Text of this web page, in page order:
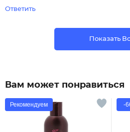
Ответить
Показать
Вам может понравиться
Рекомендуем -